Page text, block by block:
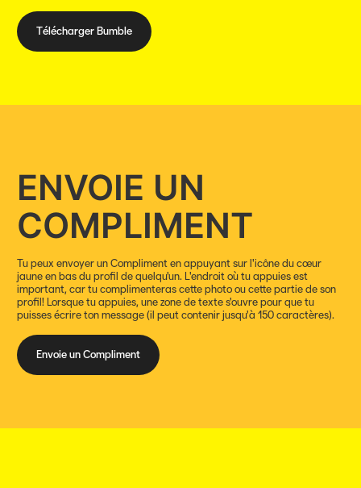
Télécharger Bumble
ENVOIE UN
COMPLIMENT
Tu peux envoyer un Compliment en appuyant sur l'icône du cœur
jaune en bas du profil de quelqu'un. L'endroit où tu appuies est
important, car tu complimenteras cette photo ou cette partie de son
profil! Lorsque tu appuies, une zone de texte s'ouvre pour que tu
puisses écrire ton message (il peut contenir jusqu'à 150 caractères).
Envoie un Compliment